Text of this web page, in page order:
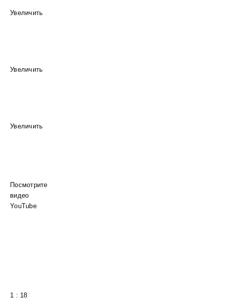
Увеличить
Увеличить
Увеличить
Посмотрите
видео
YouTube
1 : 18